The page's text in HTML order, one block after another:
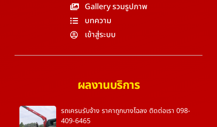
Gallery รวมรูปภาพ
บทความ
เข้าสู่ระบบ
ผลงานบริการ
รถเครนรับจ้าง ราคาถูกบางโฉลง ติดต่อเรา 098-
409-6465